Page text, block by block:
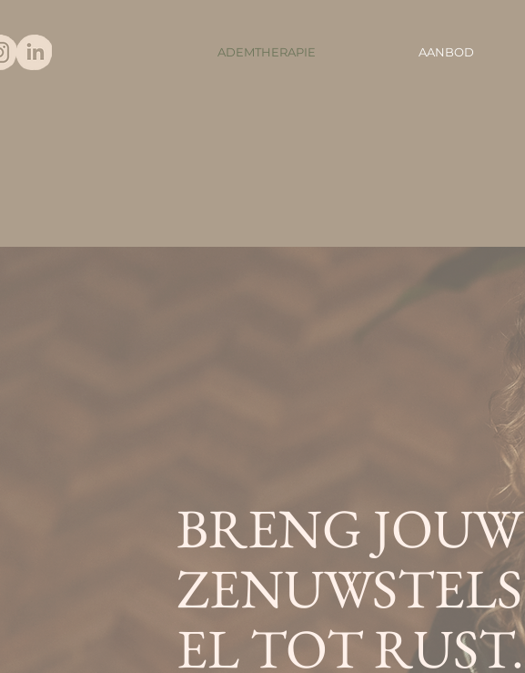
ADEMTHERAPIE AANBOD
BRENG JOUW
ZENUWSTELS
EL TOT RUST.